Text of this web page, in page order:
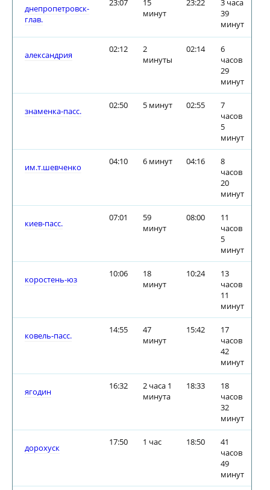
днепропетровск-
глав.
23:07
15
минут
23:22
3 часа
39
минут
александрия
02:12
2
минуты
02:14
6
часов
29
минут
знаменка-пасс.
02:50 5 минут 02:55
7
часов
5
минут
им.т.шевченко
04:10 6 минут 04:16
8
часов
20
минут
киев-пасс.
07:01
59
минут
08:00
11
часов
5
минут
коростень-юз
10:06
18
минут
10:24
13
часов
11
минут
ковель-пасс.
14:55
47
минут
15:42
17
часов
42
минут
ягодин
16:32
2 часа 1
минута
18:33
18
часов
32
минут
дорохуск
17:50 1 час 18:50
41
часов
49
минут